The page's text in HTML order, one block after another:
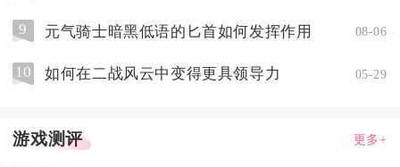
9 元气骑士暗黑低语的匕首如何发挥作用 08-06
10 如何在二战风云中变得更具领导力 05-29
游戏测评 更多+